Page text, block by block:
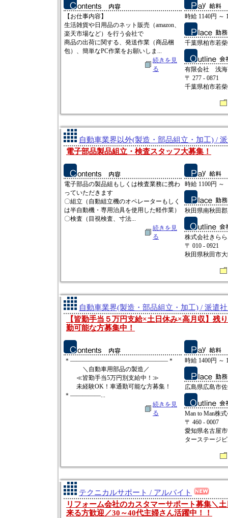
【お仕事内容】
生活雑貨や日用品のネット販売（amazon、
楽天市場など）を行う会社で
商品の出荷に関する、発送作業（商品梱
包）、簡単なPC作業をお願いしま...
続きを見
る
時給 1140円 ～
千葉県柏市若柴
有限会社 浅海
〒 277 - 0871
千葉県柏市若柴
自動車業界以外(製造・部品組立・加工) /
電子部品製品組立・検査スタッフ大募集！
電子部品の製品組もしくは検査業務に携わ
っていただきます
〇組立（自動組立機のオペレーターもしく
は半自動機・専用治具を使用した軽作業）
〇検査（目視検査、寸法...
続きを見
る
時給 1100円 ～
秋田県南秋田
株式会社きら
〒 010 - 0921
秋田県秋田市
自動車業界(製造・部品組立・加工) / 派遣
【皆勤手当５万円支給×土日休み×高月収】残
勤可能な方募集中！
＊――――――――――――――――＊
＼自動車用部品の製造／
≪皆勤手当5万円別支給中！≫
未経験OK！車通勤可能な方募集！
＊―――――...
続きを見
る
時給 1400円 ～
広島県広島市
Man to Man株
〒 460 - 0007
愛知県名古屋
ターステージ
テクニカルサポート / アルバイト
リフォーム会社のカスタマーサポート募集＼
来る方歓迎／30～40代主婦さん活躍中！！